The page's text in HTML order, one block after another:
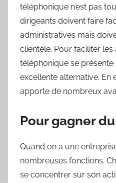
téléphonique n’est pas
dirigeants doivent faire
administratives mais
clientèle. Pour faciliter
téléphonique se
excellente alternative. En
apporte de nombreux
Pour gagner
Quand on a une
nombreuses fonctions.
se concentrer sur son